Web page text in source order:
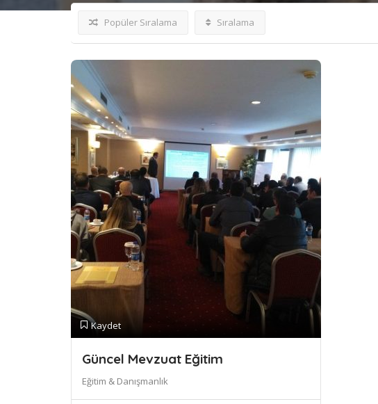
Popüler Sıralama Sıralama
Kaydet
Güncel Mevzuat Eğitim
Eğitim & Danışmanlık